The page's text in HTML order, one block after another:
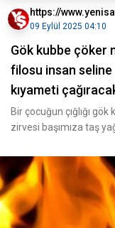
https://
09 Eylül 2025 04:10
Gök kubbe çöker
filosu insan seline
kıyameti
silahla
İbrahim Karagül
Bir çocuğun çığlığı
zirvesi başımıza taş